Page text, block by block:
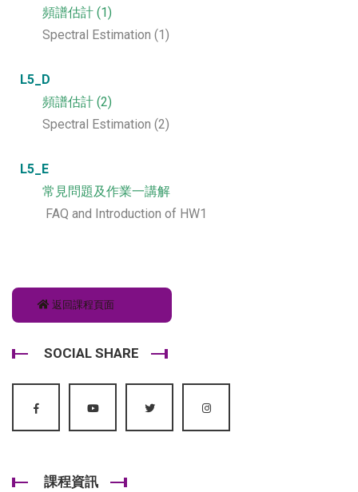
頻譜估計 (1)
Spectral Estimation (1)
L5_D
頻譜估計 (2)
Spectral Estimation (2)
L5_E
常見問題及作業一講解
FAQ and Introduction of HW1
返回課程頁面
SOCIAL SHARE
課程資訊